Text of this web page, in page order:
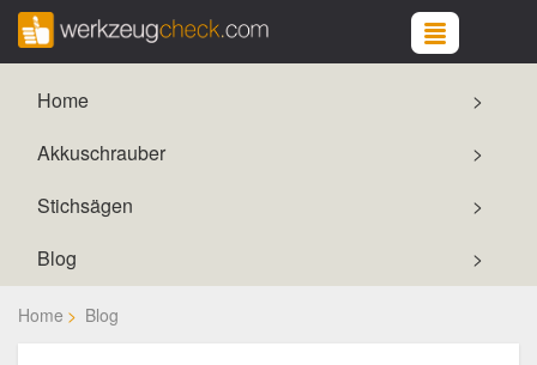
Home
Akkuschrauber
Stichsägen
Blog
Home Blog